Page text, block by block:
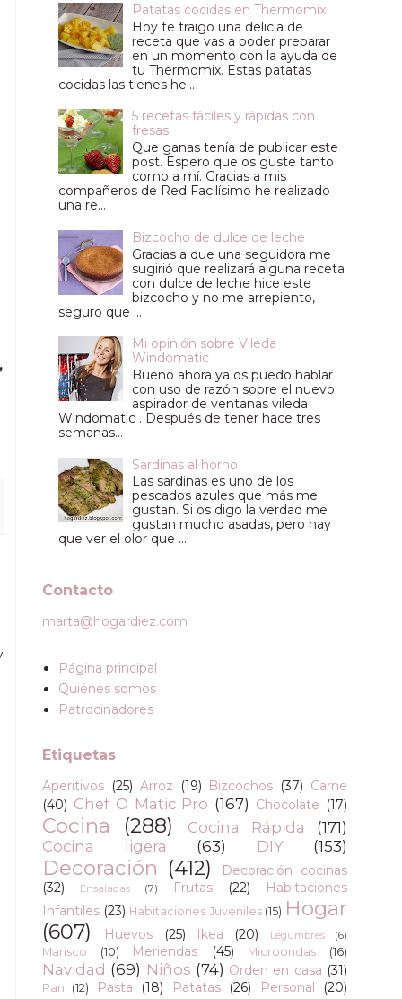
Patatas cocidas en Thermomix
Hoy te traigo una delicia de
receta que vas a poder preparar
en un momento con la ayuda de
tu Thermomix. Estas patatas
cocidas las tienes he...
5 recetas fáciles y rápidas con
fresas
Que ganas tenía de publicar este
post. Espero que os guste tanto
como a mí. Gracias a mis
compañeros de Red Facilísimo he realizado
una re...
Bizcocho de dulce de leche
Gracias a que una seguidora me
sugirió que realizará alguna receta
con dulce de leche hice este
bizcocho y no me arrepiento,
seguro que ...
Mi opinión sobre Vileda
Windomatic
Bueno ahora ya os puedo hablar
con uso de razón sobre el nuevo
aspirador de ventanas vileda
Windomatic . Después de tener hace tres
semanas...
Sardinas al horno
Las sardinas es uno de los
pescados azules que más me
gustan. Si os digo la verdad me
gustan mucho asadas, pero hay
que ver el olor que ...
Contacto
marta@hogardiez.com
Página principal
Quiénes somos
Patrocinadores
Etiquetas
Aperitivos (25) Arroz (19) Bizcochos (37) Carne
(40) Chef O Matic Pro (167) Chocolate (17)
Cocina (288) Cocina Rápida
(171)
Cocina ligera
(63) DIY (153)
Decoración (412)
Decoración cocinas
(32)
Ensaladas (7) Frutas (22)
Habitaciones
Infantiles (23) Habitaciones Juveniles (15) Hogar
(607)
Huevos (25) Ikea (20) Legumbres (6)
Marisco (10) Meriendas (45) Microondas (16)
Navidad (69) Niños (74) Orden en casa (31)
Pan (12) Pasta (18) Patatas (26) Personal
(20)